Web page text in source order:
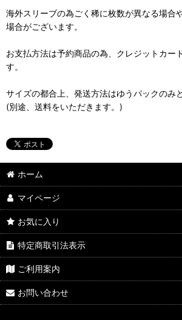
海外スリーブの為ごく稀に枚数が異なる場合
場合がございます。
お支払方法は予約商品の為、クレジットカー
す。
サイズの都合上、発送方法はゆうパックのみ
(別途、送料をいただきます。)
ホーム
マイページ
お気に入り
特定商取引法表示
ご利用案内
お問い合わせ